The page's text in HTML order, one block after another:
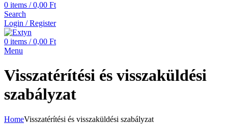
0 items / 0,00 Ft
Search
Login / Register
0 items / 0,00 Ft
Menu
Visszatérítési és visszaküldési
szabályzat
HomeVisszatérítési és visszaküldési szabályzat